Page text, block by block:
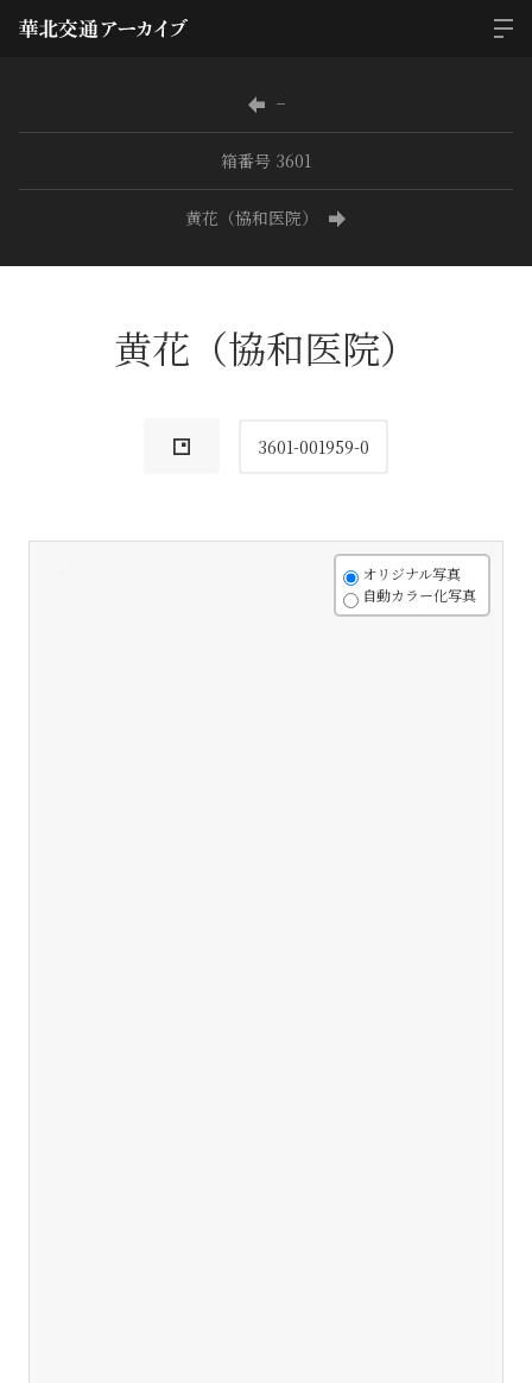
−
箱番号 3601
黄花（協和医院）
黄花（協和医院）
3601-001959-0
オリジナル写真
自動カラー化写真